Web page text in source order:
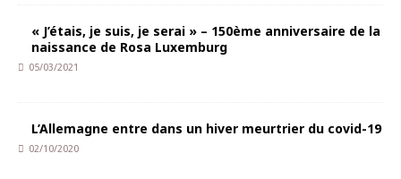
« J’étais, je suis, je serai » – 150ème anniversaire de la
naissance de Rosa Luxemburg
05/03/2021
L’Allemagne entre dans un hiver meurtrier du covid-19
02/10/2020